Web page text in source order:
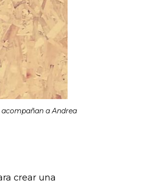
a Andrea
crear una